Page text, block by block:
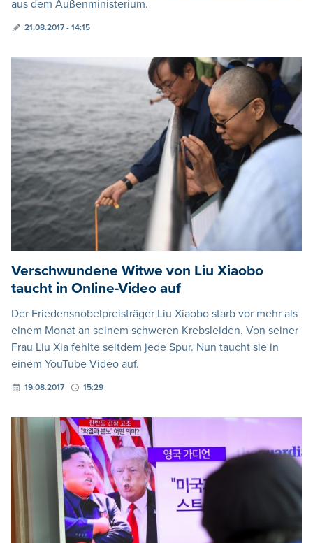
aus dem Außenministerium.
21.08.2017 - 14:15
Verschwundene Witwe von Liu Xiaobo
taucht in Online-Video auf
Der Friedensnobelpreisträger Liu Xiaobo starb vor mehr als
einem Monat an seinem schweren Krebsleiden. Von seiner
Frau Liu Xia fehlte seitdem jede Spur. Nun taucht sie in
einem YouTube-Video auf.
19.08.2017 15:29